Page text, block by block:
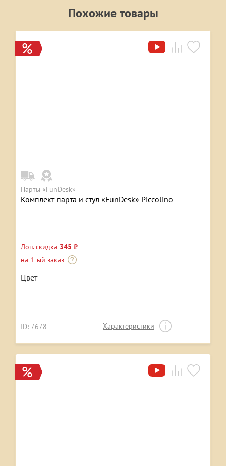
Похожие товары
Парты «FunDesk»
Комплект парта и стул «FunDesk» Piccolino
Доп. скидка 345 ₽
на 1-ый заказ
Цвет
ID: 7678 Характеристики